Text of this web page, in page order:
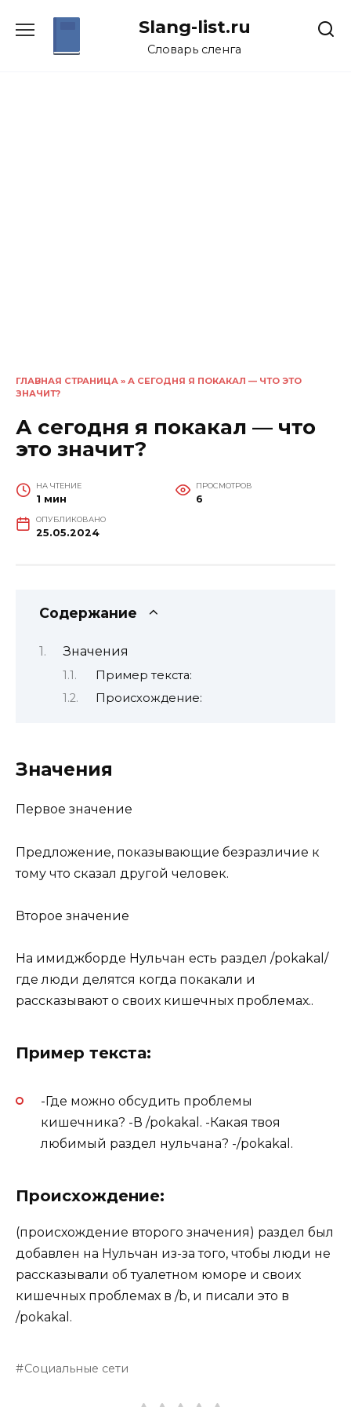
Slang-list.ru
Словарь сленга
ГЛАВНАЯ СТРАНИЦА » А СЕГОДНЯ Я ПОКАКАЛ — ЧТО ЭТО
ЗНАЧИТ?
А сегодня я покакал — что
это значит?
НА ЧТЕНИЕ
1 мин
ПРОСМОТРОВ
6
ОПУБЛИКОВАНО
25.05.2024
Содержание
Значения
Пример текста:
Происхождение:
Значения
Первое значение
Предложение, показывающие безразличие к
тому что сказал другой человек.
Второе значение
На имиджборде Нульчан есть раздел /pokakal/
где люди делятся когда покакали и
рассказывают о своих кишечных проблемах..
Пример текста:
-Где можно обсудить проблемы
кишечника? -В /pokakal. -Какая твоя
любимый раздел нульчана? -/pokakal.
Происхождение:
(происхождение второго значения) раздел был
добавлен на Нульчан из-за того, чтобы люди не
рассказывали об туалетном юморе и своих
кишечных проблемах в /b, и писали это в
/pokakal.
Социальные сети